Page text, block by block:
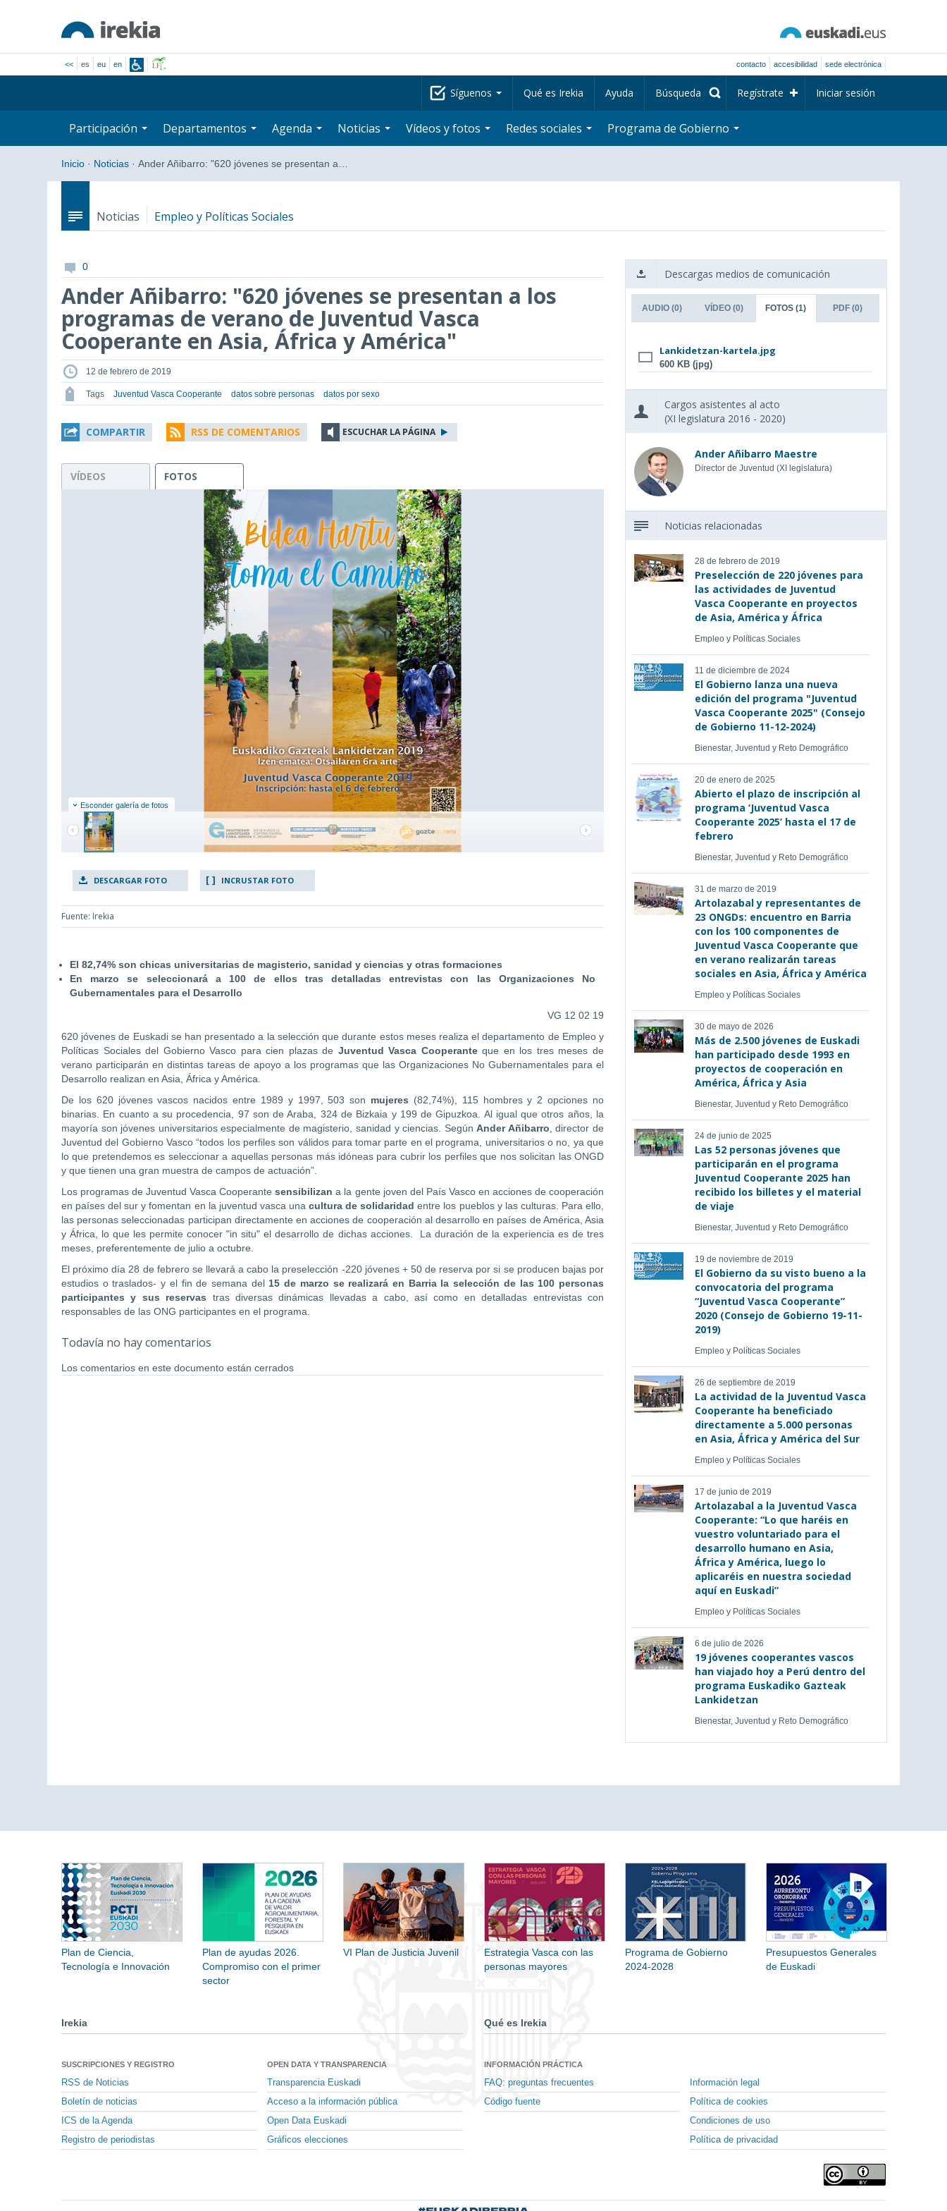
<< es eu en contacto accesibilidad sede electrónica
Síguenos Qué es Irekia Ayuda Búsqueda Regístrate Iniciar sesión
Participación Departamentos Agenda Noticias Vídeos y fotos Redes sociales Programa de Gobierno
Inicio · Noticias · Ander Añibarro: "620 jóvenes se presentan a…
Noticias Empleo y Políticas Sociales
0
Ander Añibarro: "620 jóvenes se presentan a los
programas de verano de Juventud Vasca
Cooperante en Asia, África y América"
12 de febrero de 2019
Tags Juventud Vasca Cooperante datos sobre personas datos por sexo
COMPARTIR RSS DE COMENTARIOS ESCUCHAR LA PÁGINA
VÍDEOS FOTOS
Esconder galería de fotos
DESCARGAR FOTO INCRUSTAR FOTO
Fuente: Irekia
El 82,74% son chicas universitarias de magisterio, sanidad y ciencias y otras formaciones
En marzo se seleccionará a 100 de ellos tras detalladas entrevistas con las Organizaciones No
Gubernamentales para el Desarrollo
VG 12 02 19
620 jóvenes de Euskadi se han presentado a la selección que durante estos meses realiza el departamento de Empleo y
Políticas Sociales del Gobierno Vasco para cien plazas de Juventud Vasca Cooperanteque en los tres meses de
verano participarán en distintas tareas de apoyo a los programas que las Organizaciones No Gubernamentales para el
Desarrollo realizan en Asia, África y América.
De los 620 jóvenes vascos nacidos entre 1989 y 1997, 503 son mujeres (82,74%), 115 hombres y 2 opciones no
binarias. En cuanto a su procedencia, 97 son de Araba, 324 de Bizkaia y 199 de Gipuzkoa. Al igual que otros años, la
mayoría son jóvenes universitarios especialmente de magisterio, sanidad y ciencias. SegúnAnder Añibarro , director de
Juventud del Gobierno Vasco “todos los perfiles son válidos para tomar parte en el programa, universitarios o no, ya que
lo que pretendemos es seleccionar a aquellas personas más idóneas para cubrir los perfiles que nos solicitan las ONGD
y que tienen una gran muestra de campos de actuación”.
Los programas de Juventud Vasca Cooperantesensibilizan a la gente joven del País Vasco en acciones de cooperación
en países del sur y fomentan en la juventud vasca unacultura de solidaridad entre los pueblos y las culturas. Para ello,
las personas seleccionadas participan directamente en acciones de cooperación al desarrollo en países de América, Asia
y África, lo que les permite conocer "in situ" el desarrollo de dichas acciones. La duración de la experiencia es de tres
meses, preferentemente de julio a octubre.
El próximo día 28 de febrero se llevará a cabo la preselección -220 jóvenes + 50 de reserva por si se producen bajas por
estudios o traslados- y el fin de semana del 15 de marzo se realizará en Barria la selección de las 100 personas
participantes y sus reservas tras diversas dinámicas llevadas a cabo, así como en detalladas entrevistas con
responsables de las ONG participantes en el programa.
Todavía no hay comentarios
Los comentarios en este documento están cerrados
Descargas medios de comunicación
AUDIO(0) VÍDEO(0) FOTOS (1) PDF (0)
Lankidetzan-kartela.jpg
600 KB (jpg)
Cargos asistentes al acto
(XI legislatura 2016 - 2020)
Ander Añibarro Maestre
Director de Juventud (XI legislatura)
Noticias relacionadas
28 de febrero de 2019
Preselección de 220 jóvenes para
las actividades de Juventud
Vasca Cooperante en proyectos
de Asia, América y África
Empleo y Políticas Sociales
11 de diciembre de 2024
El Gobierno lanza una nueva
edición del programa "Juventud
Vasca Cooperante 2025" (Consejo
de Gobierno 11-12-2024)
Bienestar, Juventud y Reto Demográfico
20 de enero de 2025
Abierto el plazo de inscripción al
programa ‘Juventud Vasca
Cooperante 2025’ hasta el 17 de
febrero
Bienestar, Juventud y Reto Demográfico
31 de marzo de 2019
Artolazabal y representantes de
23 ONGDs: encuentro en Barria
con los 100 componentes de
Juventud Vasca Cooperante que
en verano realizarán tareas
sociales en Asia, África y América
Empleo y Políticas Sociales
30 de mayo de 2026
Más de 2.500 jóvenes de Euskadi
han participado desde 1993 en
proyectos de cooperación en
América, África y Asia
Bienestar, Juventud y Reto Demográfico
24 de junio de 2025
Las 52 personas jóvenes que
participarán en el programa
Juventud Cooperante 2025 han
recibido los billetes y el material
de viaje
Bienestar, Juventud y Reto Demográfico
19 de noviembre de 2019
El Gobierno da su visto bueno a la
convocatoria del programa
“Juventud Vasca Cooperante”
2020 (Consejo de Gobierno 19-11-
2019)
Empleo y Políticas Sociales
26 de septiembre de 2019
La actividad de la Juventud Vasca
Cooperante ha beneficiado
directamente a 5.000 personas
en Asia, África y América del Sur
Empleo y Políticas Sociales
17 de junio de 2019
Artolazabal a la Juventud Vasca
Cooperante: “Lo que haréis en
vuestro voluntariado para el
desarrollo humano en Asia,
África y América, luego lo
aplicaréis en nuestra sociedad
aquí en Euskadi”
Empleo y Políticas Sociales
6 de julio de 2026
19 jóvenes cooperantes vascos
han viajado hoy a Perú dentro del
programa Euskadiko Gazteak
Lankidetzan
Bienestar, Juventud y Reto Demográfico
Plan de Ciencia,
Tecnología e Innovación
Plan de ayudas 2026.
Compromiso con el primer
sector
VI Plan de Justicia Juvenil
Estrategia Vasca con las
personas mayores
Programa de Gobierno
2024-2028
Presupuestos Generales
de Euskadi
Irekia
SUSCRIPCIONES Y REGISTRO
RSS de Noticias
Boletín de noticias
ICS de la Agenda
Registro de periodistas
OPEN DATA Y TRANSPARENCIA
Transparencia Euskadi
Acceso a la información pública
Open Data Euskadi
Gráficos elecciones
Qué es Irekia
INFORMACIÓN PRÁCTICA
FAQ: preguntas frecuentes
Código fuente
Información legal
Política de cookies
Condiciones de uso
Política de privacidad